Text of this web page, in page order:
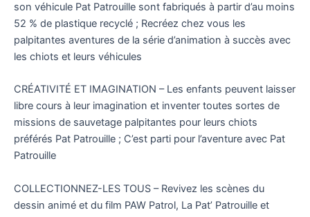
son véhicule Pat Patrouille sont fabriqués à partir d’au moins
52 % de plastique recyclé ; Recréez chez vous les
palpitantes aventures de la série d’animation à succès avec
les chiots et leurs véhicules
CRÉATIVITÉ ET IMAGINATION – Les enfants peuvent laisser
libre cours à leur imagination et inventer toutes sortes de
missions de sauvetage palpitantes pour leurs chiots
préférés Pat Patrouille ; C’est parti pour l’aventure avec Pat
Patrouille
COLLECTIONNEZ-LES TOUS – Revivez les scènes du
dessin animé et du film PAW Patrol, La Pat’ Patrouille et